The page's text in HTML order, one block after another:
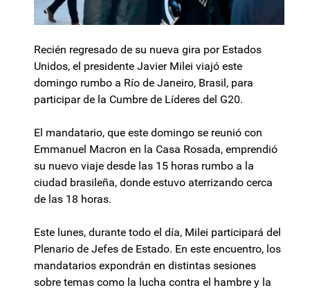
Recién regresado de su nueva gira por Estados
Unidos, el presidente Javier Milei viajó este
domingo rumbo a Río de Janeiro, Brasil, para
participar de la Cumbre de Líderes del G20.
El mandatario, que este domingo se reunió con
Emmanuel Macron en la Casa Rosada, emprendió
su nuevo viaje desde las 15 horas rumbo a la
ciudad brasileña, donde estuvo aterrizando cerca
de las 18 horas.
Este lunes, durante todo el día, Milei participará del
Plenario de Jefes de Estado. En este encuentro, los
mandatarios expondrán en distintas sesiones
sobre temas como la lucha contra el hambre y la